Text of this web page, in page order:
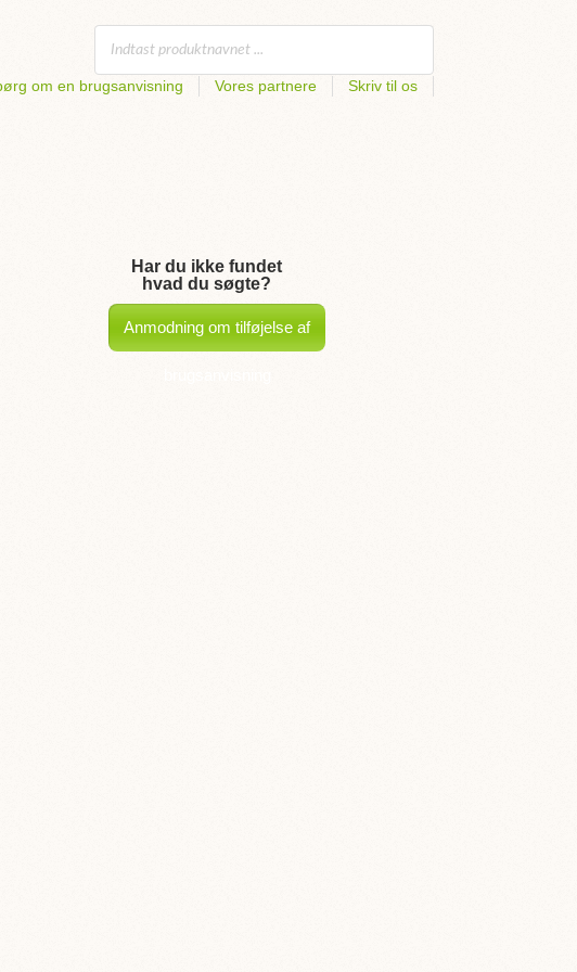
om en brugsanvisning Vores partnere Skriv til os
Har du ikke fundet
hvad du søgte?
Anmodning om tilføjelse af